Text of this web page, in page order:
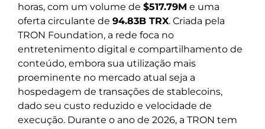
horas, com um volume de $517.79M e uma
oferta circulante de 94.83B TRX. Criada pela
TRON Foundation, a rede foca no
entretenimento digital e compartilhamento de
conteúdo, embora sua utilização mais
proeminente no mercado atual seja a
hospedagem de transações de stablecoins,
dado seu custo reduzido e velocidade de
execução. Durante o ano de 2026, a TRON tem